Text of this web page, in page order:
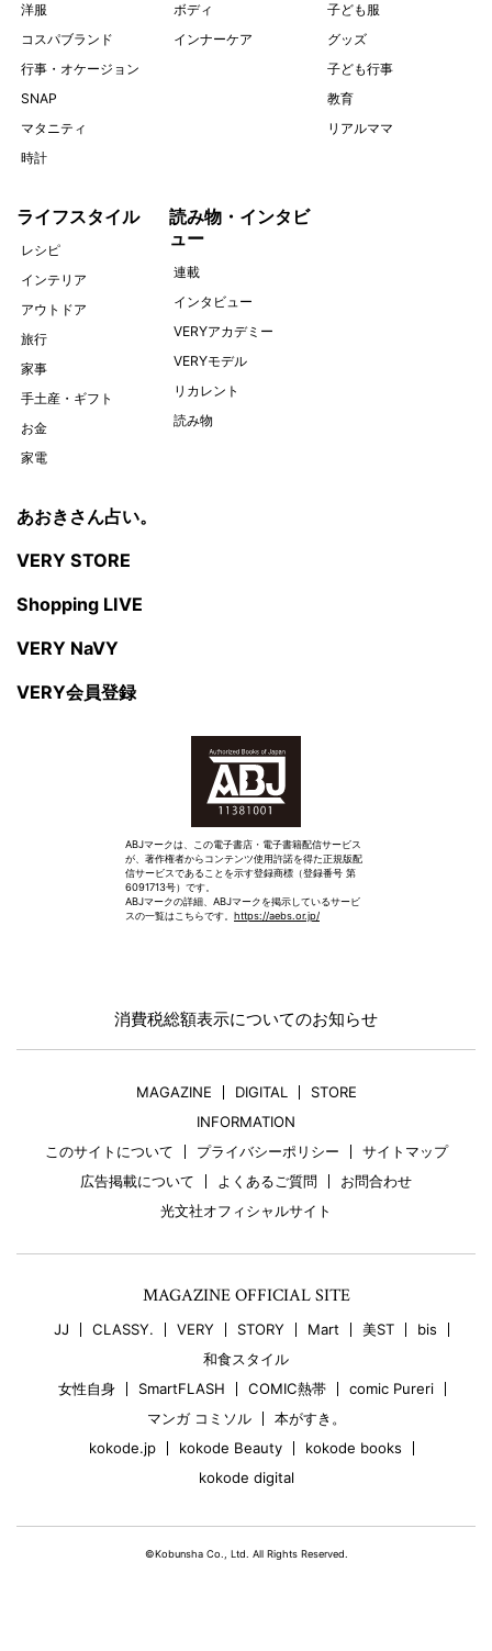
洋服
コスパブランド
行事・オケージョン
SNAP
マタニティ
時計
ボディ
インナーケア
子ども服
グッズ
子ども行事
教育
リアルママ
ライフスタイル
レシピ
インテリア
アウトドア
旅行
家事
手土産・ギフト
お金
家電
読み物・インタビ
ュー
連載
インタビュー
VERYアカデミー
VERYモデル
リカレント
読み物
あおきさん占い。
VERY STORE
Shopping LIVE
VERY NaVY
VERY会員登録
ABJマークは、この電子書店・電子書籍配信サービス
が、著作権者からコンテンツ使用許諾を得た正規版配
信サービスであることを示す登録商標（登録番号 第
6091713号）です。
ABJマークの詳細、ABJマークを掲示しているサービ
スの一覧はこちらです。 https://aebs.or.jp/
消費税総額表示についてのお知らせ
MAGAZINE DIGITAL
STORE
INFORMATION
このサイトについて
プライバシーポリシー
サイトマップ
広告掲載について
よくあるご質問
お問合わせ
光文社オフィシャルサイト
MAGAZINE OFFICIAL SITE
JJ CLASSY. VERY STORY Mart 美ST
bis
和食スタイル
女性自身
SmartFLASH COMIC熱帯
comic Pureri
マンガ コミソル
本がすき。
kokode.jp
kokode Beauty
kokode books
kokode digital
©Kobunsha Co., Ltd. All Rights Reserved.